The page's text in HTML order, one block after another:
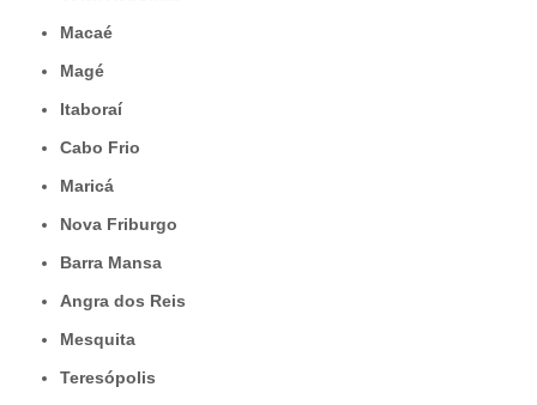
Macaé
Magé
Itaboraí
Cabo Frio
Maricá
Nova Friburgo
Barra Mansa
Angra dos Reis
Mesquita
Teresópolis